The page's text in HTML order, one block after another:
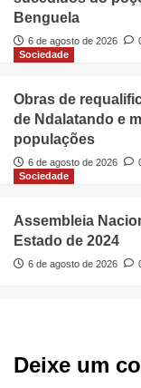
Benguela
6 de agosto de 2026
Sociedade
Obras de
de Ndalatando e
populações
6 de agosto de 2026
Sociedade
Assembleia
Estado de 2024
6 de agosto de 2026
Deixe um